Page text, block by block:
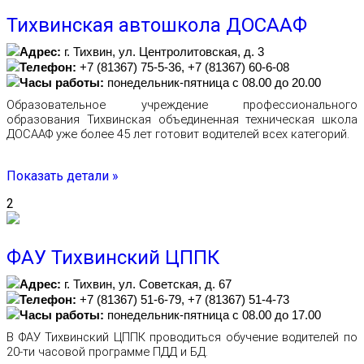
Тихвинская автошкола ДОСААФ
Адрес: г. Тихвин, ул. Центролитовская, д. 3
Телефон: +7 (81367) 75-5-36, +7 (81367) 60-6-08
Часы работы: понедельник-пятница с 08.00 до 20.00
Образовательное учреждение профессионального
образования Тихвинская объединенная техническая школа
ДОСААФ уже более 45 лет готовит водителей всех категорий.
Показать детали »
2
ФАУ Тихвинский ЦППК
Адрес: г. Тихвин, ул. Советская, д. 67
Телефон: +7 (81367) 51-6-79, +7 (81367) 51-4-73
Часы работы: понедельник-пятница с 08.00 до 17.00
В ФАУ Тихвинский ЦППК проводиться обучение водителей по
20-ти часовой программе ПДД и БД.